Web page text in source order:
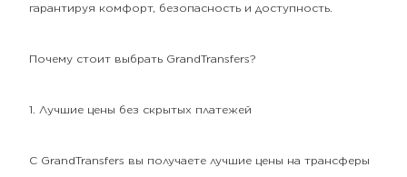
гарантируя комфорт, безопасность и доступность.
Почему стоит выбрать GrandTransfers?
1. Лучшие цены без скрытых платежей
С GrandTransfers вы получаете лучшие цены на трансферы